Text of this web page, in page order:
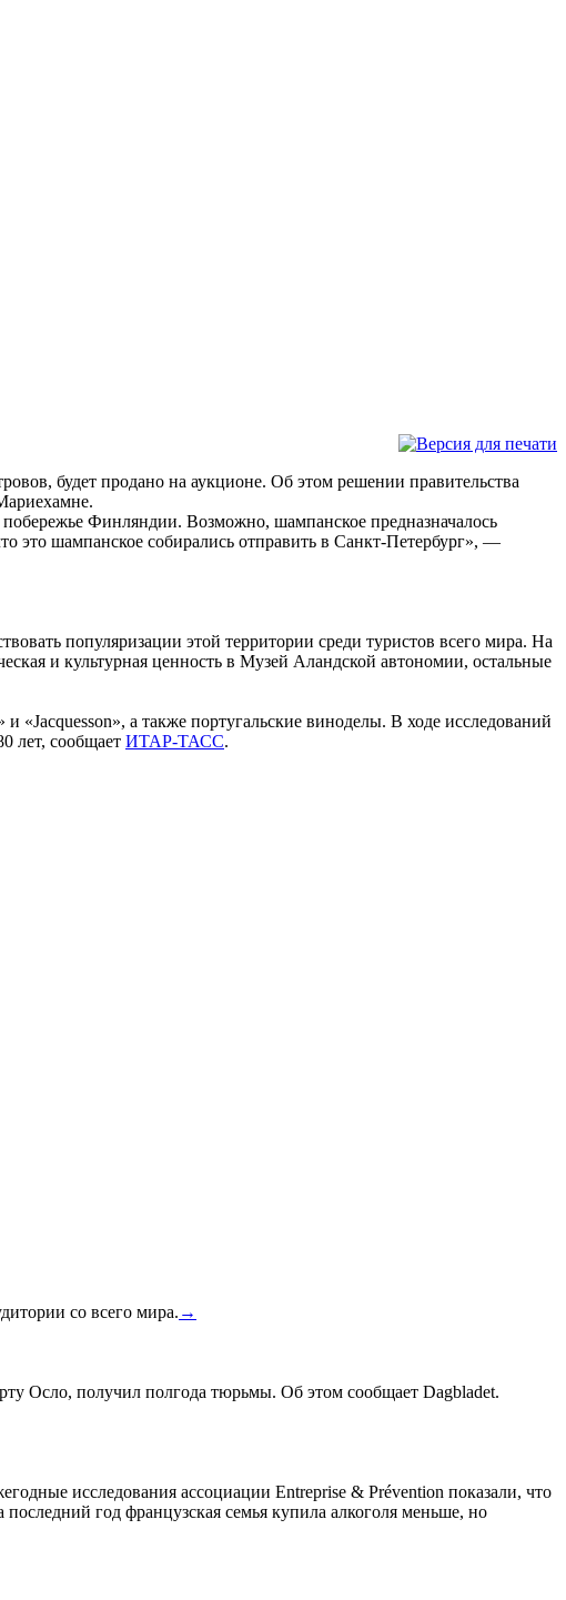
будет продано на аукционе. Об этом решении правительства
Финляндии. Возможно, шампанское предназначалось
это шампанское собирались отправить в Санкт-Петербург», —
популяризации этой территории среди туристов всего мира. На
и культурная ценность в Музей Аландской автономии, остальные
а также португальские виноделы. В ходе исследований
лет, сообщает ИТАР-ТАСС.
со всего мира. →
Осло, получил полгода тюрьмы. Об этом сообщает Dagbladet.
исследования ассоциации Entreprise & Prévention показали, что
год французская семья купила алкоголя меньше, но